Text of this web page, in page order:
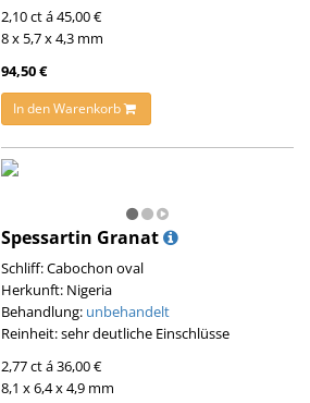
2,10 ct á 45,00 €
8 x 5,7 x 4,3 mm
94,50 €
In den Warenkorb
Spessartin Granat
Schliff: Cabochon oval
Herkunft: Nigeria
Behandlung: unbehandelt
Reinheit: sehr deutliche Einschlüsse
2,77 ct á 36,00 €
8,1 x 6,4 x 4,9 mm